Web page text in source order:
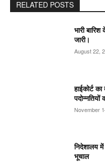
RELATED POSTS
भारी
जारी।
August 22,
हाईकोर्ट
पदोन्नतियों
November
निदेशालय
भूचाल